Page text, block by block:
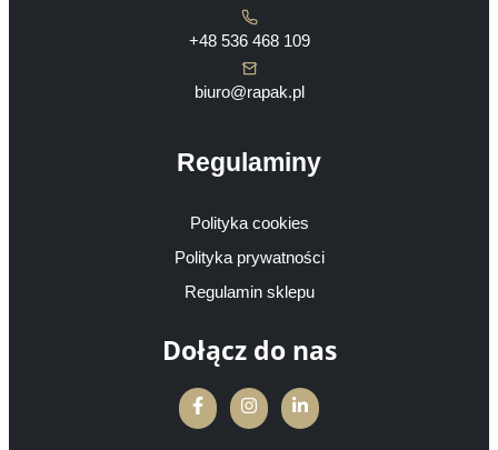
+48 536 468 109
biuro@rapak.pl
Regulaminy
Polityka cookies
Polityka prywatności
Regulamin sklepu
Dołącz do nas